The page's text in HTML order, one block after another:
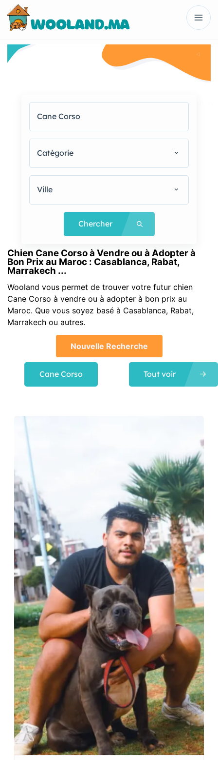
1. Berger Australien 2. Berger Belge 3. Staffordshire
Catégorie
Ville
Chercher
Chien Cane Corso à Vendre ou à Adopter à
Bon Prix au Maroc : Casablanca, Rabat,
Marrakech ...
Wooland vous permet de trouver votre futur chien
Cane Corso à vendre ou à adopter à bon prix au
Maroc. Que vous soyez basé à Casablanca, Rabat,
Marrakech ou autres.
Nouvelle Recherche
Cane Corso Tout voir